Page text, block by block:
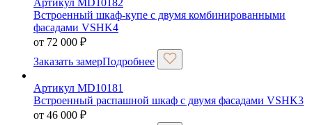
Встроенный шкаф-купе с двумя комбинированными
фасадами VSHK4
от 72 000 ₽
Заказать замерПодробнее
Артикул MD10181
Встроенный распашной шкаф с двумя фасадами VSHK3
от 46 000 ₽